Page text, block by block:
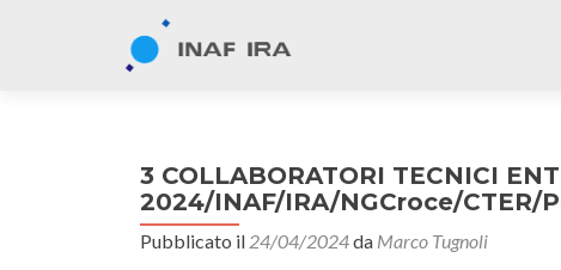
3 COLLABORATORI TECNICI
2024/INAF/IRA/NGCroce/CTER/
Pubblicato il 24/04/2024da Marco Tugnoli